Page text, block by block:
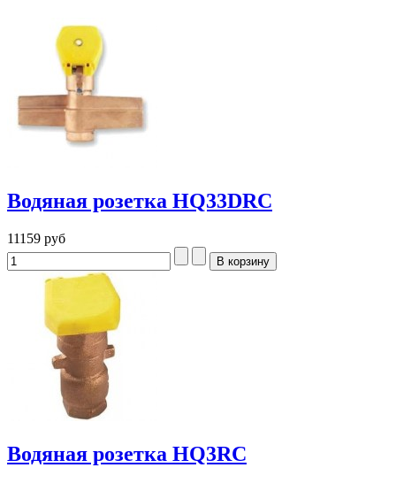
Водяная розетка HQ33DRC
11159 руб
Водяная розетка HQ3RC